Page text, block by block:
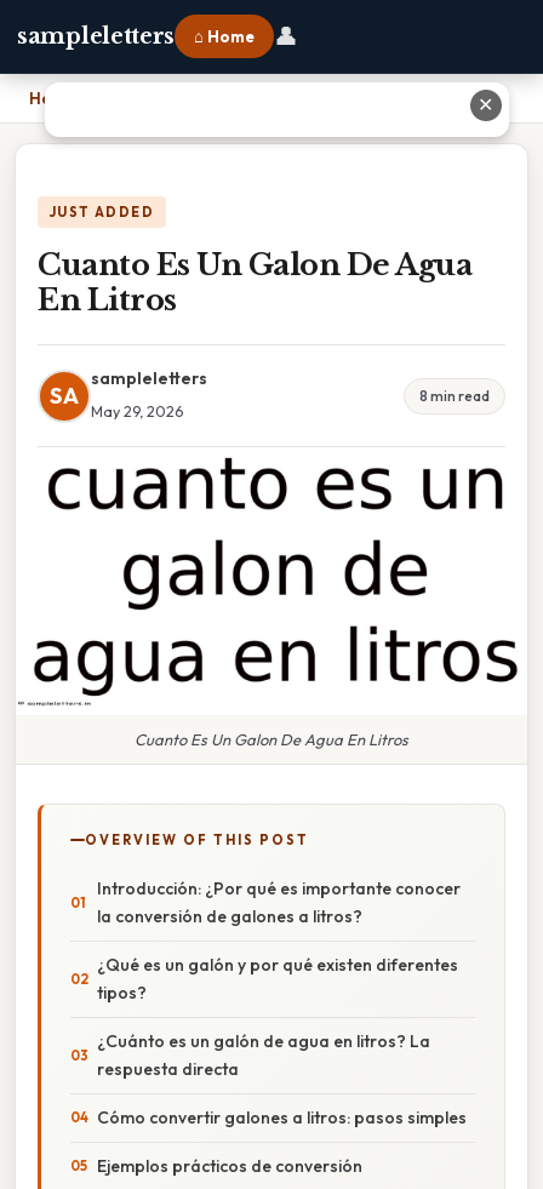
sampleletters ⌂ Home 👤
Home
JUST ADDED
Cuanto Es Un Galon De Agua
En Litros
SA
sampleletters
May 29, 2026
8 min read
Cuanto Es Un Galon De Agua En Litros
OVERVIEW OF THIS POST
Introducción: ¿Por qué es importante conocer
la conversión de galones a litros?
¿Qué es un galón y por qué existen diferentes
tipos?
¿Cuánto es un galón de agua en litros? La
respuesta directa
Cómo convertir galones a litros: pasos simples
Ejemplos prácticos de conversión
✕